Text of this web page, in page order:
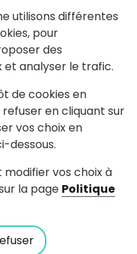
utilisons différentes
pour
des
et analyser le trafic.
de cookies en
en cliquant sur
vos choix en
dessous.
modifier vos choix à
la page Politique
LE CELLIER
Contactez nous
h
h / 14 h à 17 h
les samedis des